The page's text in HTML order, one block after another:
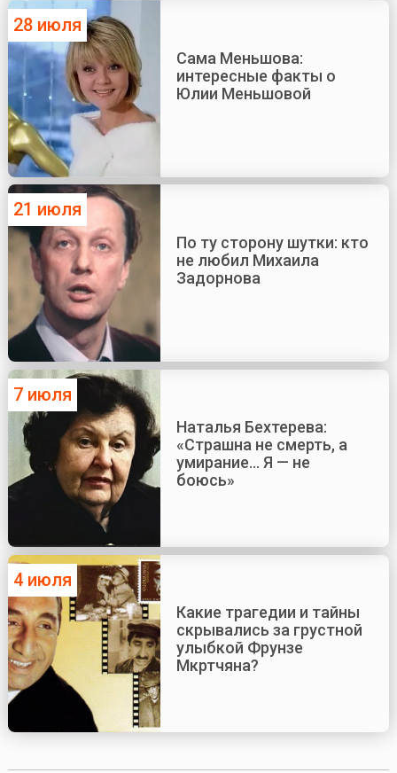
28 июля
Сама Меньшова:
интересные факты о
Юлии Меньшовой
21 июля
По ту сторону шутки: кто
не любил Михаила
Задорнова
7 июля
Наталья Бехтерева:
«Страшна не смерть, а
умирание... Я — не
боюсь»
4 июля
Какие трагедии и тайны
скрывались за грустной
улыбкой Фрунзе
Мкртчяна?